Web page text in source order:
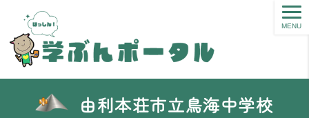
由利本荘市立鳥海中学校
MENU